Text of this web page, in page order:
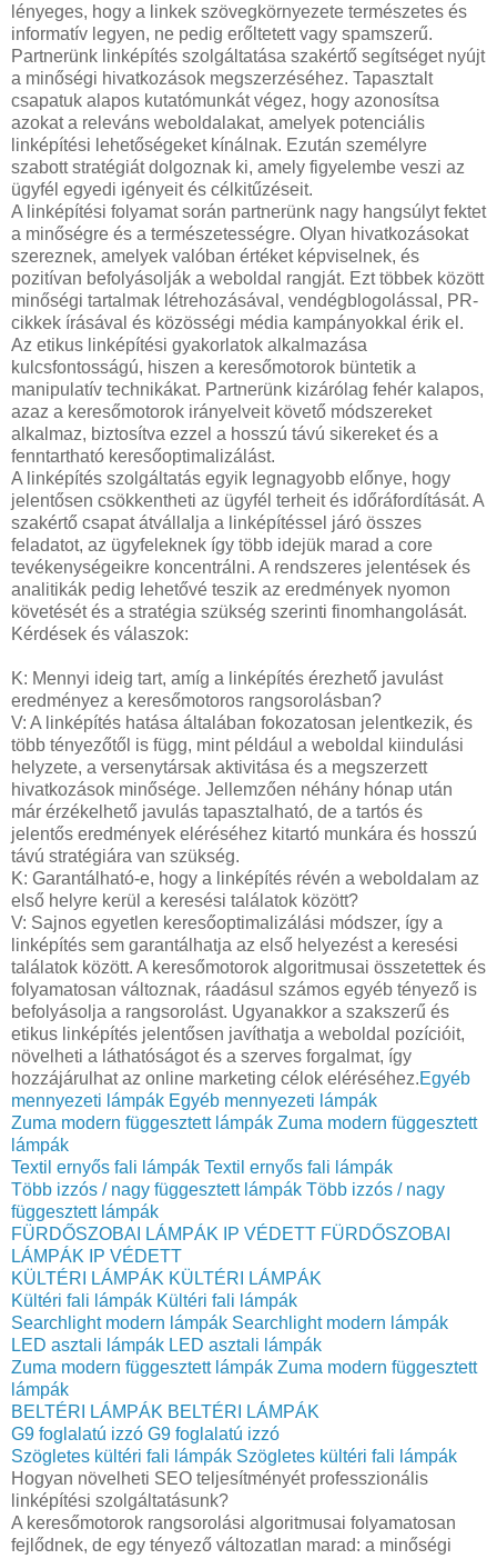
lényeges, hogy a linkek szövegkörnyezete természetes és
informatív legyen, ne pedig erőltetett vagy spamszerű.
Partnerünk linképítés szolgáltatása szakértő segítséget nyújt
a minőségi hivatkozások megszerzéséhez. Tapasztalt
csapatuk alapos kutatómunkát végez, hogy azonosítsa
azokat a releváns weboldalakat, amelyek potenciális
linképítési lehetőségeket kínálnak. Ezután személyre
szabott stratégiát dolgoznak ki, amely figyelembe veszi az
ügyfél egyedi igényeit és célkitűzéseit.
A linképítési folyamat során partnerünk nagy hangsúlyt fektet
a minőségre és a természetességre. Olyan hivatkozásokat
szereznek, amelyek valóban értéket képviselnek, és
pozitívan befolyásolják a weboldal rangját. Ezt többek között
minőségi tartalmak létrehozásával, vendégblogolással, PR-
cikkek írásával és közösségi média kampányokkal érik el.
Az etikus linképítési gyakorlatok alkalmazása
kulcsfontosságú, hiszen a keresőmotorok büntetik a
manipulatív technikákat. Partnerünk kizárólag fehér kalapos,
azaz a keresőmotorok irányelveit követő módszereket
alkalmaz, biztosítva ezzel a hosszú távú sikereket és a
fenntartható keresőoptimalizálást.
A linképítés szolgáltatás egyik legnagyobb előnye, hogy
jelentősen csökkentheti az ügyfél terheit és időráfordítását. A
szakértő csapat átvállalja a linképítéssel járó összes
feladatot, az ügyfeleknek így több idejük marad a core
tevékenységeikre koncentrálni. A rendszeres jelentések és
analitikák pedig lehetővé teszik az eredmények nyomon
követését és a stratégia szükség szerinti finomhangolását.
Kérdések és válaszok:
K: Mennyi ideig tart, amíg a linképítés érezhető javulást
eredményez a keresőmotoros rangsorolásban?
V: A linképítés hatása általában fokozatosan jelentkezik, és
több tényezőtől is függ, mint például a weboldal kiindulási
helyzete, a versenytársak aktivitása és a megszerzett
hivatkozások minősége. Jellemzően néhány hónap után
már érzékelhető javulás tapasztalható, de a tartós és
jelentős eredmények eléréséhez kitartó munkára és hosszú
távú stratégiára van szükség.
K: Garantálható-e, hogy a linképítés révén a weboldalam az
első helyre kerül a keresési találatok között?
V: Sajnos egyetlen keresőoptimalizálási módszer, így a
linképítés sem garantálhatja az első helyezést a keresési
találatok között. A keresőmotorok algoritmusai összetettek és
folyamatosan változnak, ráadásul számos egyéb tényező is
befolyásolja a rangsorolást. Ugyanakkor a szakszerű és
etikus linképítés jelentősen javíthatja a weboldal pozícióit,
növelheti a láthatóságot és a szerves forgalmat, így
hozzájárulhat az online marketing célok eléréséhez.Egyéb
mennyezeti lámpák Egyéb mennyezeti lámpák
Zuma modern függesztett lámpák Zuma modern függesztett
lámpák
Textil ernyős fali lámpák Textil ernyős fali lámpák
Több izzós / nagy függesztett lámpák Több izzós / nagy
függesztett lámpák
FÜRDŐSZOBAI LÁMPÁK IP VÉDETT FÜRDŐSZOBAI
LÁMPÁK IP VÉDETT
KÜLTÉRI LÁMPÁK KÜLTÉRI LÁMPÁK
Kültéri fali lámpák Kültéri fali lámpák
Searchlight modern lámpák Searchlight modern lámpák
LED asztali lámpák LED asztali lámpák
Zuma modern függesztett lámpák Zuma modern függesztett
lámpák
BELTÉRI LÁMPÁK BELTÉRI LÁMPÁK
G9 foglalatú izzó G9 foglalatú izzó
Szögletes kültéri fali lámpák Szögletes kültéri fali lámpák
Hogyan növelheti SEO teljesítményét professzionális
linképítési szolgáltatásunk?
A keresőmotorok rangsorolási algoritmusai folyamatosan
fejlődnek, de egy tényező változatlan marad: a minőségi